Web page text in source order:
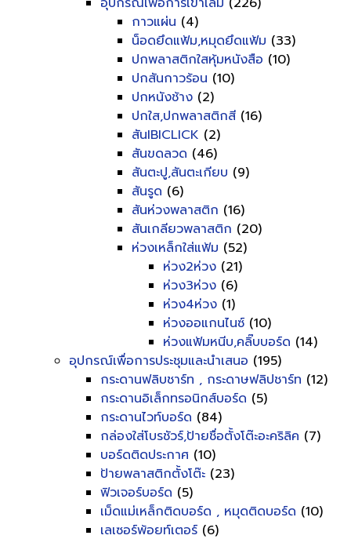
กาวแผ่น (4)
น็อดยึดแฟ้ม,หมุดยึดแฟ้ม (33)
ปกพลาสติกใสหุ้มหนังสือ (10)
ปกสันกาวร้อน (10)
ปกหนังช้าง (2)
ปกใส,ปกพลาสติกสี (16)
สันIBICLICK (2)
สันขดลวด (46)
สันตะปู,สันตะเกียบ (9)
สันรูด (6)
สันห่วงพลาสติก (16)
สันเกลียวพลาสติก (20)
ห่วงเหล็กใส่แฟ้ม (52)
ห่วง2ห่วง (21)
ห่วง3ห่วง (6)
ห่วง4ห่วง (1)
ห่วงออแกนไนซ์ (10)
ห่วงแฟ้มหนีบ,คลิ๊บบอร์ด (14)
อุปกรณ์เพื่อการประชุมและนำเสนอ (195)
กระดานฟลิบชาร์ท , กระดาษฟลิปชาร์ท (12)
กระดานอิเล็กทรอนิกส์บอร์ด (5)
กระดานไวท์บอร์ด (84)
กล่องใส่โบรชัวร์,ป้ายชื่อตั้งโต๊ะอะคริลิค (7)
บอร์ดติดประกาศ (10)
ป้ายพลาสติกตั้งโต๊ะ (23)
ฟิวเจอร์บอร์ด (5)
เม็ดแม่เหล็กติดบอร์ด , หมุดติดบอร์ด (10)
เลเซอร์พ้อยท์เตอร์ (6)